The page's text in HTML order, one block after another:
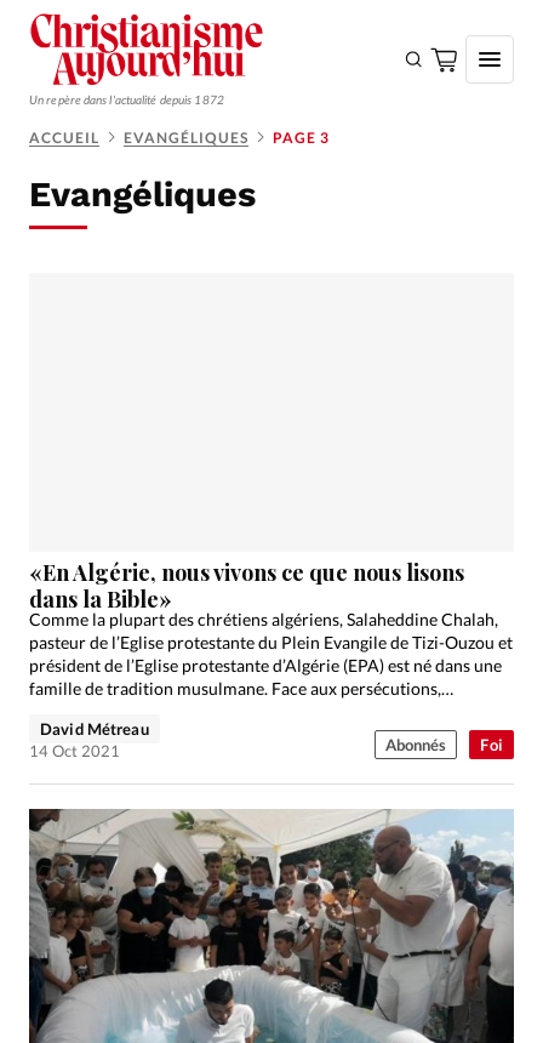
Un repère dans l'actualité depuis 1872
Monde
Devise:CHF
RUBRIQUES
Tous les articles
Actualité chrétienne
Actualité internationale
Chronique
Culture
Dossier
Eglises Génération réveil
Monde
Société
Tour du monde des Eglises
Trait d'Ixène
Vécu
Vie Intérieure
ACCUEIL EVANGÉLIQUES PAGE 3
Evangéliques
Foi
«En Algérie, nous vivons ce que nous lisons
dans la Bible»
Comme la plupart des chrétiens algériens, Salaheddine Chalah,
pasteur de l’Eglise protestante du Plein Evangile de Tizi-Ouzou et
président de l’Eglise protestante d’Algérie (EPA) est né dans une
famille de tradition musulmane. Face aux persécutions,…
David Métreau
14 Oct 2021
Abonnés